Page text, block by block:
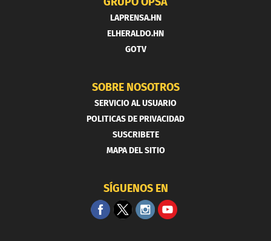
LAPRENSA.HN
ELHERALDO.HN
GOTV
SOBRE NOSOTROS
SERVICIO AL USUARIO
POLITICAS DE PRIVACIDAD
SUSCRIBETE
MAPA DEL SITIO
SÍGUENOS EN